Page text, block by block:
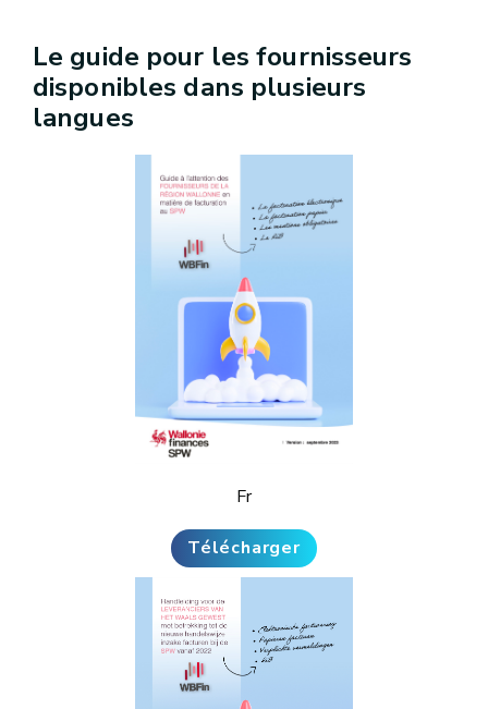
Le guide pour les fournisseurs
disponibles dans plusieurs
langues
Fr
Télécharger